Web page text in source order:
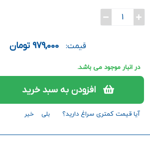
1
قیمت: 979,000 تومان
در انبار موجود می باشد.
افزودن به سبد خرید
آیا قیمت کمتری سراغ دارید؟ بلی خیر